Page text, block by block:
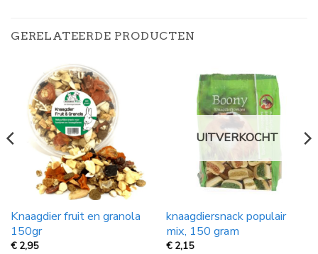
GERELATEERDE PRODUCTEN
Knaagdier fruit en granola
150gr
€ 2,95
UITVERKOCHT
knaagdiersnack populair
mix, 150 gram
€ 2,15